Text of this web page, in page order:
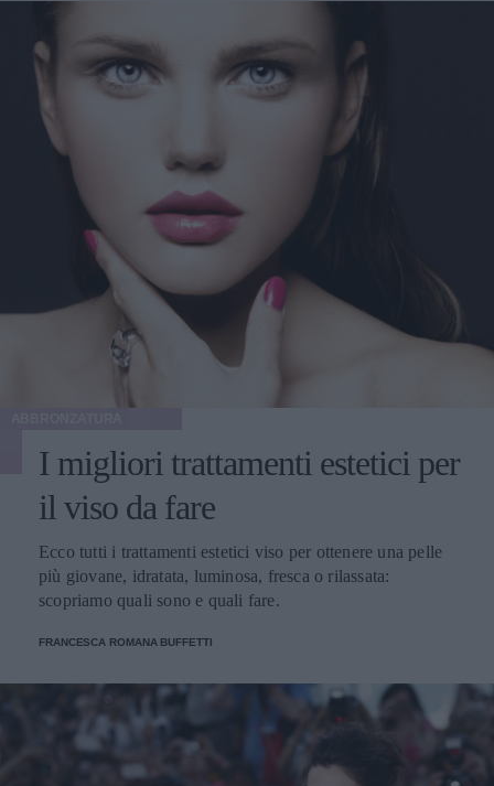
I migliori trattamenti estetici per
il viso da fare
Ecco tutti i trattamenti estetici viso per ottenere una pelle
più giovane, idratata, luminosa, fresca o rilassata:
scopriamo quali sono e quali fare.
FRANCESCA ROMANA BUFFETTI